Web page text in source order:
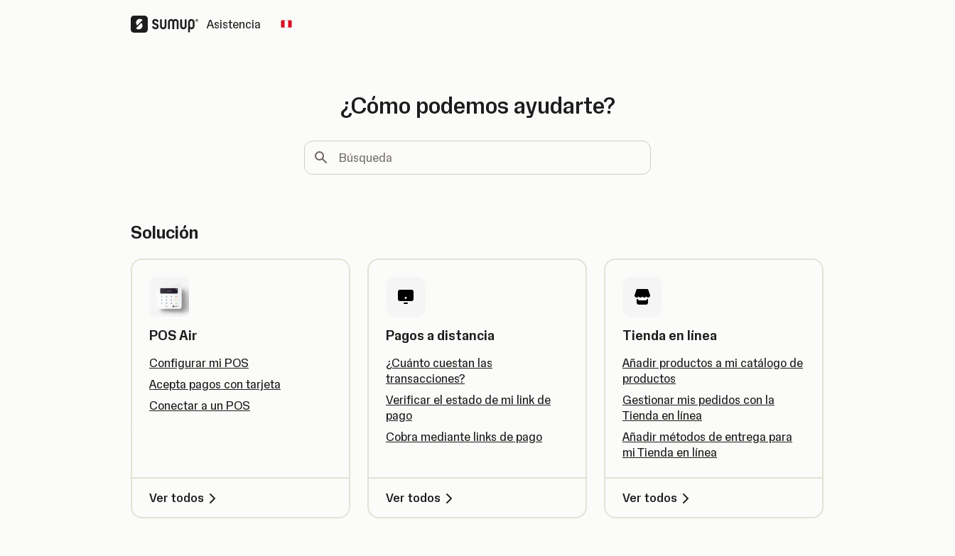
Asistencia Change country
¿Cómo podemos ayudarte?
Búsqueda
Solución
POS Air
Configurar mi POS
Acepta pagos con tarjeta
Conectar a un POS
Ver todos
Pagos a distancia
¿Cuánto cuestan las
transacciones?
Verificar el estado de mi link de
pago
Cobra mediante links de pago
Ver todos
Tienda en línea
Añadir productos a mi catálogo de
productos
Gestionar mis pedidos con la
Tienda en línea
Añadir métodos de entrega para
mi Tienda en línea
Ver todos